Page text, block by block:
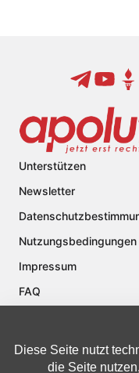
Unterstützen
Newsletter
Nutzungsbedingungen
Impressum
FAQ
Diese Seite nutzt
die Seite